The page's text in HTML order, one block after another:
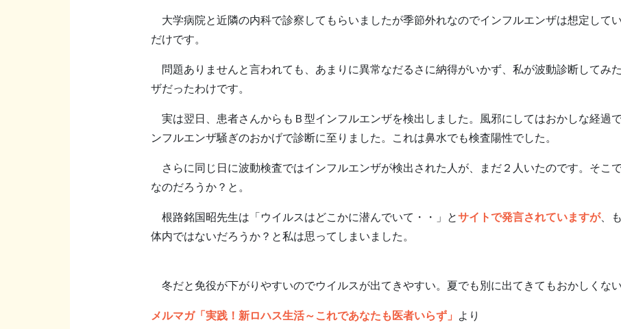
大学病院と近隣の内科で診察してもらいましたが季節外れなのでインフルエンザは想定して
だけです。
問題ありませんと言われても、あまりに異常なだるさに納得がいかず、私が波動診断してみ
ザだったわけです。
実は翌日、患者さんからもＢ型インフルエンザを検出しました。風邪にしてはおかしな経過
ンフルエンザ騒ぎのおかげで診断に至りました。これは鼻水でも検査陽性でした。
さらに同じ日に波動検査ではインフルエンザが検出された人が、まだ２人いたのです。そこ
なのだろうか？と。
根路銘国昭先生は「ウイルスはどこかに潜んでいて・・」とサイトで発言されていますが、
体内ではないだろうか？と私は思ってしまいました。
冬だと免役が下がりやすいのでウイルスが出てきやすい。夏でも別に出てきてもおかしくな
メルマガ「実践！新ロハス生活～これであなたも医者いらず」 より